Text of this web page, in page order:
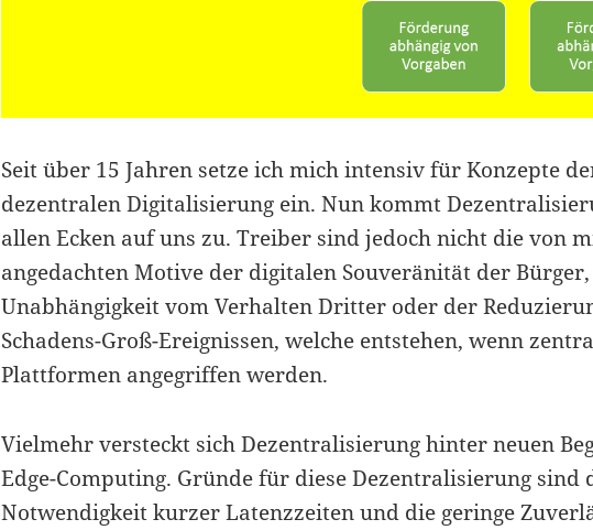
Seit über 15 Jahren setze ich mich intensiv für Konzepte
dezentralen Digitalisierung ein. Nun kommt
allen Ecken auf uns zu. Treiber sind jedoch nicht die von
angedachten Motive der digitalen Souveränität der
Unabhängigkeit vom Verhalten Dritter oder der
Schadens-Groß-Ereignissen, welche entstehen, wenn
Plattformen angegriffen werden.
Vielmehr versteckt sich Dezentralisierung hinter neuen
Edge-Computing. Gründe für diese Dezentralisierung sind
Notwendigkeit kurzer Latenzzeiten und die geringe